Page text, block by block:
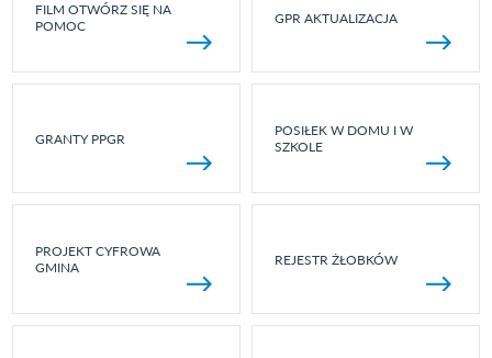
FILM OTWÓRZ SIĘ NA
POMOC
GPR AKTUALIZACJA
GRANTY PPGR
POSIŁEK W DOMU I W
SZKOLE
PROJEKT CYFROWA
GMINA
REJESTR ŻŁOBKÓW